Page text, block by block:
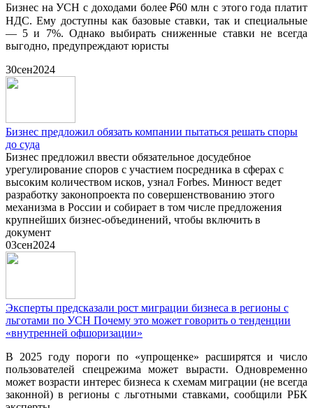
Бизнес на УСН с доходами более ₽60 млн с этого года платит
НДС. Ему доступны как базовые ставки, так и специальные
— 5 и 7%. Однако выбирать сниженные ставки не всегда
выгодно, предупреждают юристы
30сен2024
Бизнес предложил обязать компании пытаться решать споры
до суда
Бизнес предложил ввести обязательное досудебное
урегулирование споров с участием посредника в сферах с
высоким количеством исков, узнал Forbes. Минюст ведет
разработку законопроекта по совершенствованию этого
механизма в России и собирает в том числе предложения
крупнейших бизнес-объединений, чтобы включить в
документ
03сен2024
Эксперты предсказали рост миграции бизнеса в регионы с
льготами по УСН Почему это может говорить о тенденции
«внутренней офшоризации»
В 2025 году пороги по «упрощенке» расширятся и число
пользователей спецрежима может вырасти. Одновременно
может возрасти интерес бизнеса к схемам миграции (не всегда
законной) в регионы с льготными ставками, сообщили РБК